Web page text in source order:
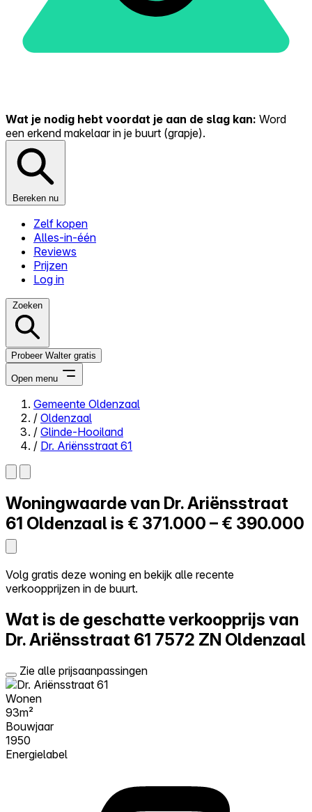
Wat je nodig hebt voordat je aan de slag kan: Word
een erkend makelaar in je buurt (grapje).
Bereken nu
Zelf kopen
Alles-in-één
Reviews
Prijzen
Log in
Zoeken
Probeer Walter gratis
Open menu
Close menu
Zelf kopen
Alles-in-één
Reviews
Log in
Probeer Walter gratis
Gemeente Oldenzaal
/ Oldenzaal
/ Glinde-Hooiland
/ Dr. Ariënsstraat 61
Woningwaarde van Dr. Ariënsstraat
61 Oldenzaal is € 371.000 – € 390.000
Volg gratis deze woning en bekijk alle recente
verkoopprijzen in de buurt.
Wat is de geschatte verkoopprijs van
Dr. Ariënsstraat 61 7572 ZN Oldenzaal
Zie alle prijsaanpassingen
Wonen
93m²
Bouwjaar
1950
Energielabel